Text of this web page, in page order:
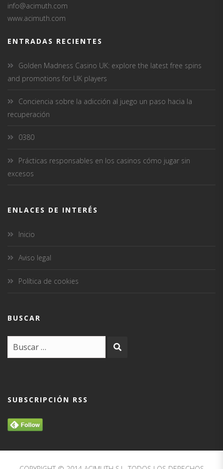
info@acimuth.com
www.acimuth.com
ENTRADAS RECIENTES
Golden Madness Casino UK: explore the latest free spins
and promotions for UK players
Conciencia sobre la adicción al juego un paso hacia la
recuperación
0380
Prácticas responsables en los casinos cómo jugar sin
excesos
ENLACES DE INTERÉS
Inicio
Aviso legal
Política de cookies
BUSCAR
SUBSCRIPCIÓN RSS